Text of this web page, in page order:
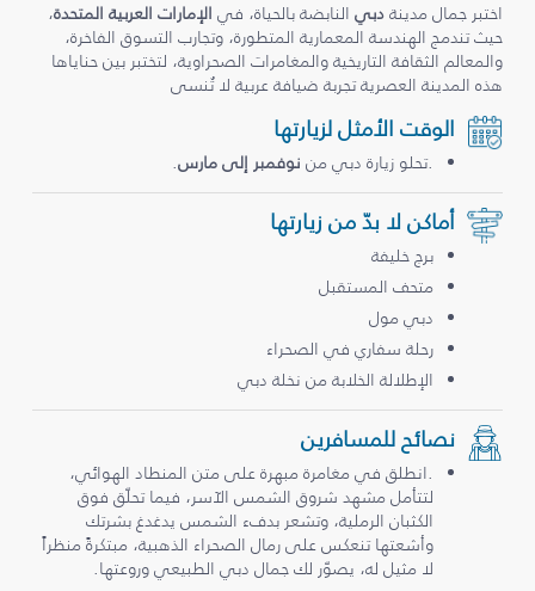
اختبر جمال مدينةدبيالنابضة بالحياة، في الإمارات العربية المتحدة،
حيث تندمج الهندسة المعمارية المتطورة، وتجارب التسوق الفاخرة،
والمعالم الثقافة التاريخية والمغامرات الصحراوية، لتختبر بين حناياها
هذه المدينة العصرية تجربة ضيافة عربية لا تُنسى
الوقت الأمثل لزيارتها
.تحلو زيارة دبي من نوفمبر إلى مارس.
أماكن لا بدّ من زيارتها
برج خليفة
متحف المستقبل
دبي مول
رحلة سفاري في الصحراء
الإطلالة الخلابة من نخلة دبي
نصائح للمسافرين
.انطلق في مغامرة مبهرة على متن المنطاد الهوائي،
لتتأمل مشهد شروق الشمس الآسر، فيما تحلّق فوق
الكثبان الرملية، وتشعر بدفء الشمس يدغدغ بشرتك
وأشعتها تنعكس على رمال الصحراء الذهبية، مبتكرةً منظراً
لا مثيل له، يصوّر لك جمال دبي الطبيعي وروعتها.